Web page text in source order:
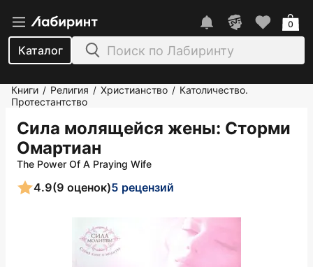
Каталог
0
Книги / Религия / Христианство / Католичество.
Протестантство
Сила молящейся жены: Сторми
Омартиан
The Power Of A Praying Wife
4.9(9 оценок)5 рецензий